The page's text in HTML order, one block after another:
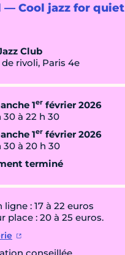
— Cool jazz for quiet
Club
rivoli, Paris 4e
1er février 2026
30 à 22 h 30
1er février 2026
30 à 20 h 30
terminé
ligne : 17 à 22 euros
place : 20 à 25 euros.